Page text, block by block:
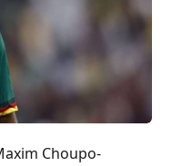
Choupo-